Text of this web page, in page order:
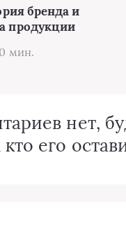
бренда и
продукции
мин.
нет,
его